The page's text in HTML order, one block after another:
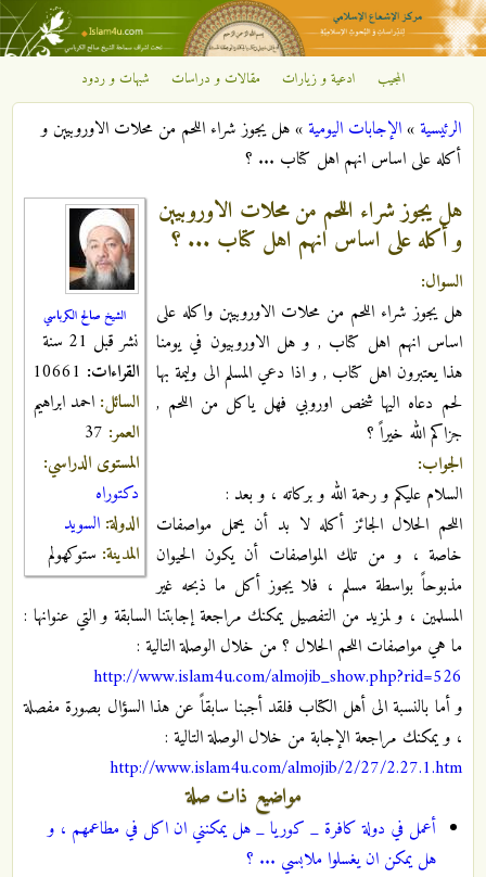
تجاوز إلى المحتوى الرئيسي
مركز
الإشعاع
الإسلامي
المجيب ادعية و زيارات مقالات و دراسات شبهات و ردود
أنت هنا
الرئيسية»الإجابات اليومية»هل يجوز شراء اللحم من محلات الاوروبيين و
أكله على اساس انهم اهل كتاب ... ؟
الشيخ صالح الكرباسي
نشر قبل 21 سنة
القراءات:
السائل: احمد ابراهيم
العمر: 37
المستوى الدراسي:
دكتوراه
الدولة: السويد
المدينة: ستوكهولم
هل يجوز شراء اللحم من محلات الاوروبيين
و أكله على اساس انهم اهل كتاب ... ؟
السوال:
هل يجوز شراء اللحم من محلات الاوروبيين واكله على
اساس انهم اهل كتاب , و هل الاوروبيون في يومنا
هذا يعتبرون اهل كتاب , و اذا دعي المسلم الى وليمة بها
لحم دعاه اليها شخص اوروبي فهل ياكل من اللحم ,
جزاكم الله خيراً ؟
الجواب:
السلام عليكم و رحمة الله و بركاته ، و بعد :
اللحم الحلال الجائز أكله لا بد أن يحمل مواصفات
خاصة ، و من تلك المواصفات أن يكون الحيوان
مذبوحاً بواسطة مسلم ، فلا يجوز أكل ما ذبحه غير
المسلمين ، و لمزيد من التفصيل يمكنك مراجعة إجابتنا السابقة و التي عنوانها :
ما هي مواصفات اللحم الحلال ؟ من خلال الوصلة التالية :
http://www.islam4u.com/almojib_show.php?rid=526
و أما بالنسبة الى أهل الكتاب فلقد أجبنا سابقاً عن هذا السؤال بصورة مفصلة
، و يمكنك مراجعة الإجابة من خلال الوصلة التالية :
http://www.islam4u.com/almojib/2/27/2.27.1.htm
مواضيع ذات صلة
أعمل في دولة كافرة _ كوريا _ هل يمكنني ان اكل في مطاعمهم ، و
هل يمكن ان يغسلوا ملابسي ... ؟